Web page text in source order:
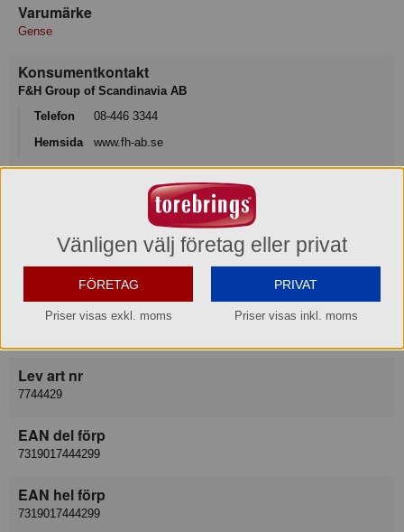
Varumärke
Gense
Konsumentkontakt
F&H Group of Scandinavia AB
Telefon
08-446 3344
Hemsida
www.fh-ab.se
Varukategori
Leverantör
Lev art nr
7744429
EAN del förp
7319017444299
EAN hel förp
7319017444299
Vänligen välj företag eller privat
FÖRETAG
Priser visas exkl. moms
PRIVAT
Priser visas inkl. moms